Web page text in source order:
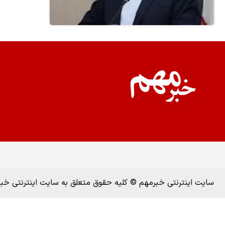
سایت اینترنتی خبرمهم © کلیه حقوق متعلق به سایت اینترنتی